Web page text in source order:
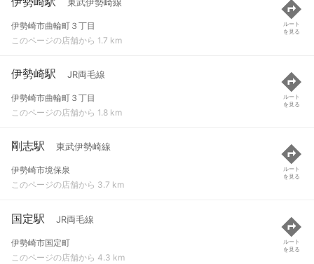
東武伊勢崎線
伊勢崎市曲輪町３丁目
このページの店舗から 1.7 km
ルート
を見る
伊勢崎駅 JR両毛線
伊勢崎市曲輪町３丁目
このページの店舗から 1.8 km
ルート
を見る
剛志駅 東武伊勢崎線
伊勢崎市境保泉
このページの店舗から 3.7 km
ルート
を見る
国定駅 JR両毛線
伊勢崎市国定町
このページの店舗から 4.3 km
ルート
を見る